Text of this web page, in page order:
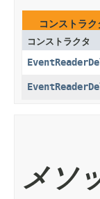
コンストラク
コンストラクタ
メソ